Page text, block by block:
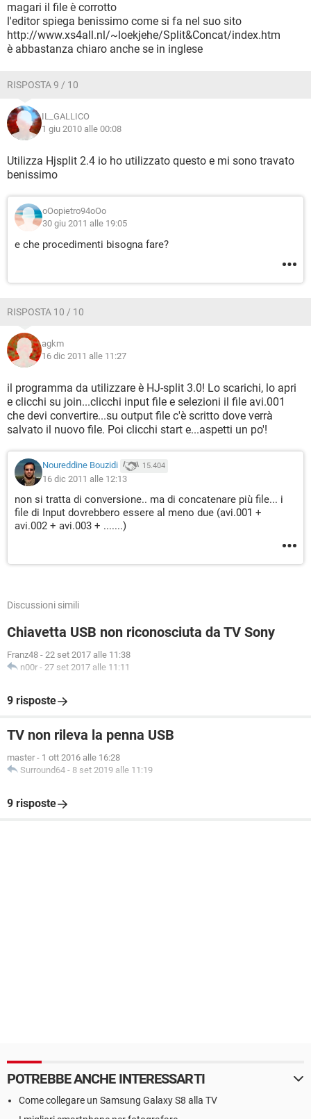
magari il file è corrotto
l'editor spiega benissimo come si fa nel suo sito
http://www.xs4all.nl/~loekjehe/Split&Concat/index.htm
è abbastanza chiaro anche se in inglese
RISPOSTA 9 / 10
IL_GALLICO
1 giu 2010 alle 00:08
Utilizza Hjsplit 2.4 io ho utilizzato questo e mi sono travato
benissimo
oOopietro94oOo
30 giu 2011 alle 19:05
e che procedimenti bisogna fare?
RISPOSTA 10 / 10
agkm
16 dic 2011 alle 11:27
il programma da utilizzare è HJ-split 3.0! Lo scarichi, lo apri
e clicchi su join...clicchi input file e selezioni il file avi.001
che devi convertire...su output file c'è scritto dove verrà
salvato il nuovo file. Poi clicchi start e...aspetti un po'!
Noureddine Bouzidi 15.404
16 dic 2011 alle 12:13
non si tratta di conversione.. ma di concatenare più file... i
file di Input dovrebbero essere al meno due (avi.001 +
avi.002 + avi.003 + .......)
Discussioni simili
Chiavetta USB non riconosciuta da TV Sony
Franz48 - 22 set 2017 alle 11:38
n00r - 27 set 2017 alle 11:11
9 risposte
TV non rileva la penna USB
master - 1 ott 2016 alle 16:28
Surround64 - 8 set 2019 alle 11:19
9 risposte
POTREBBE ANCHE INTERESSARTI
Come collegare un Samsung Galaxy S8 alla TV